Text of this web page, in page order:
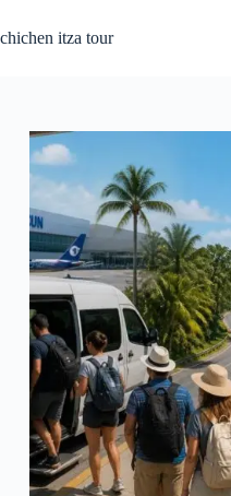
para
o
chichen itza tour